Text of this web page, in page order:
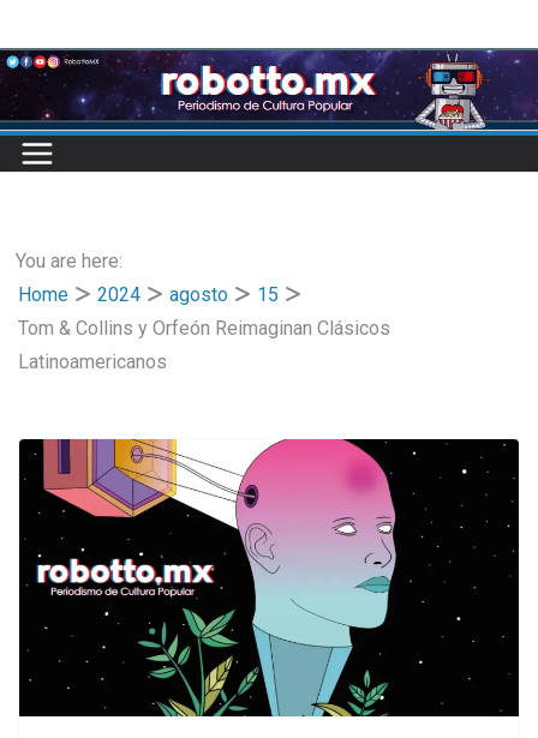
to
content
You are here:
Home
2024 agosto
15
Tom & Collins y Orfeón Reimaginan Clásicos
Latinoamericanos